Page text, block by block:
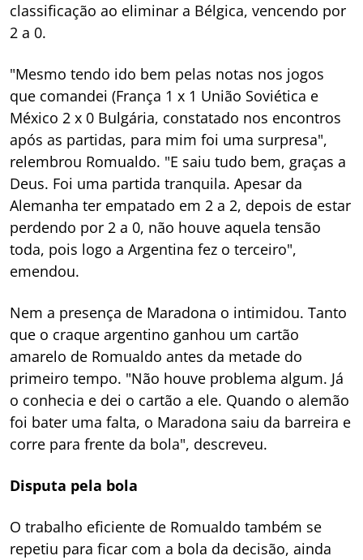
classificação ao eliminar a Bélgica, vencendo por
2 a 0.
"Mesmo tendo ido bem pelas notas nos jogos
que comandei (França 1 x 1 União Soviética e
México 2 x 0 Bulgária, constatado nos encontros
após as partidas, para mim foi uma surpresa",
relembrou Romualdo. "E saiu tudo bem, graças a
Deus. Foi uma partida tranquila. Apesar da
Alemanha ter empatado em 2 a 2, depois de estar
perdendo por 2 a 0, não houve aquela tensão
toda, pois logo a Argentina fez o terceiro",
emendou.
Nem a presença de Maradona o intimidou. Tanto
que o craque argentino ganhou um cartão
amarelo de Romualdo antes da metade do
primeiro tempo. "Não houve problema algum. Já
o conhecia e dei o cartão a ele. Quando o alemão
foi bater uma falta, o Maradona saiu da barreira e
corre para frente da bola", descreveu.
Disputa pela bola
O trabalho eficiente de Romualdo também se
repetiu para ficar com a bola da decisão, ainda